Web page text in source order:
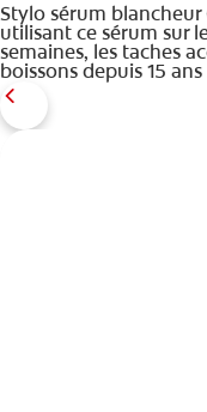
Stylo sérum
utilisant ce sérum sur
semaines, les taches
boissons depuis 15